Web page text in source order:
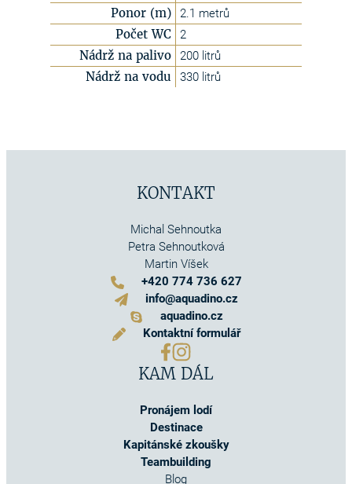
Ponor (m) 2.1 metrů
Počet WC 2
Nádrž na palivo 200 litrů
Nádrž na vodu 330 litrů
KONTAKT
Michal Sehnoutka
Petra Sehnoutková
Martin Víšek
+420 774 736 627
info@aquadino.cz
aquadino.cz
Kontaktní formulář
KAM DÁL
Pronájem lodí
Destinace
Kapitánské zkoušky
Teambuilding
Blog